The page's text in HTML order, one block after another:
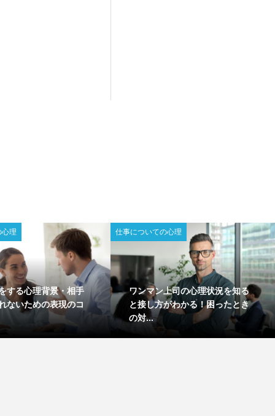
理
する心理背景・相手
ないための表現のコ
仕事についての心理
ワンマン上司の心理状況を知る
と接し方がわかる！困ったとき
の対...